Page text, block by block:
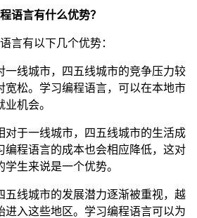
语言有什么优势？
言有以下几个优势：
一线城市，四五线城市的竞争压力较
宽松。学习编程语言，可以在本地市
机会。
对于一线城市，四五线城市的生活成
编程语言的成本也会相应降低，这对
生来说是一个优势。
五线城市的发展潜力逐渐被重视，越
进入这些地区。学习编程语言可以为